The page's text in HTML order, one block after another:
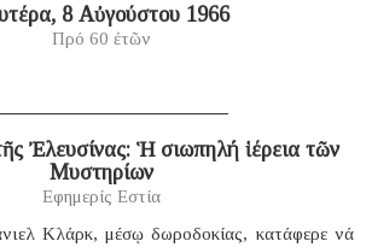
8 Αὐγούστου 1966
Πρό 60 ἐτῶν
Ἐλευσίνας: Ἡ σιωπηλή ἱέρεια τῶν
Μυστηρίων
Εφημερίς Εστία
Κλάρκ, μέσῳ δωροδοκίας, κατάφερε νά